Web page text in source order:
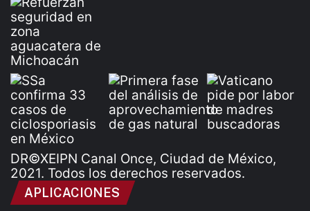
DR©XEIPN Canal Once, Ciudad de México,
2021. Todos los derechos reservados.
APLICACIONES